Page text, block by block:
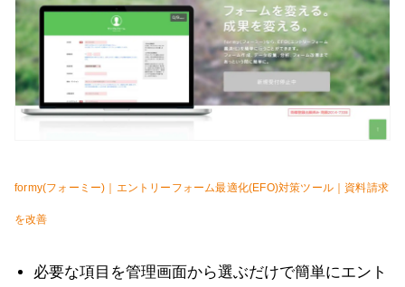
formy(フォーミー)｜エントリーフォーム最適化(EFO)対策ツール｜資料請求
を改善
必要な項目を管理画面から選ぶだけで簡単にエント